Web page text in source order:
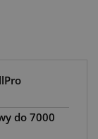
do 7000